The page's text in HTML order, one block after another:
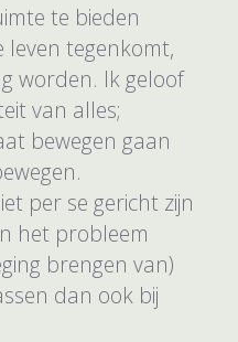
te bieden
leven tegenkomt,
worden. Ik geloof
van alles;
bewegen gaan
per se gericht zijn
het probleem
brengen van)
dan ook bij